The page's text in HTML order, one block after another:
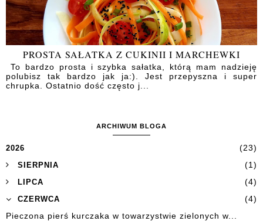
PROSTA SAŁATKA Z CUKINII I MARCHEWKI
To bardzo prosta i szybka sałatka, którą mam nadzieję
polubisz tak bardzo jak ja:). Jest przepyszna i super
chrupka. Ostatnio dość często j...
ARCHIWUM BLOGA
2026 (23)
SIERPNIA (1)
LIPCA (4)
CZERWCA
(4)
Pieczona pierś kurczaka w towarzystwie zielonych w...